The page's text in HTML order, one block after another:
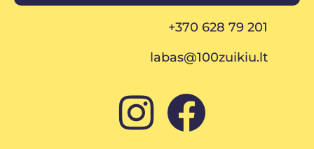
+370 628 79 201
labas@100zuikiu.lt